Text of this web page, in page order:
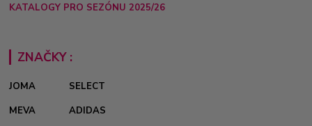
KATALOGY PRO SEZÓNU 2025/26
ZNAČKY :
JOMA
SELECT
MEVA
ADIDAS